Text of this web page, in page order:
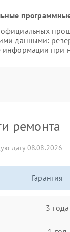
данными:
информации при
ремонта
дату 08.08.2026
Гарантия
3 года